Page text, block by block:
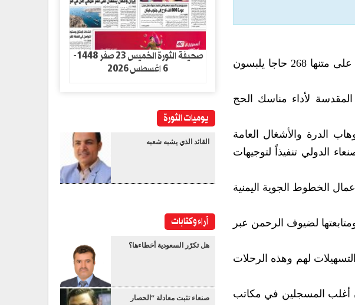
بعد سنوات من الإغلاق للرحلات بين صنعاء والسعودية.. انطلقت رحلة جوية مساء أمس على متنها 268 حاجا يلبسون
لأداء مناسك الحج
الدرة والأشغال العامة
الدولي تنفيذاً لتوجيهات
الخطوط الجوية اليمنية
لضيوف الرحمن عبر
لهم وهذه الرحلات
أغلب المسجلين في مكاتب
صحيفة الثورة الخميس 23 صفر 1448-
6 اغسطس 2026
يوميات الثورة
القائد الذي يشبه شعبه
آراء وكتابات
هل تكرّر السعودية أخطاءها؟
صنعاء تثبت معادلة “الحصار